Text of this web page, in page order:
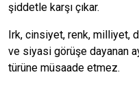
şiddetle karşı çıkar.
Irk, cinsiyet, renk, milliyet,
ve siyasi görüşe dayanan
türüne müsaade etmez.